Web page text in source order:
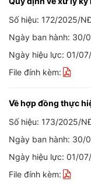
Số hiệu: 172/2025/
Ngày ban hành: 30/
Ngày hiệu lực: 01/
File đính kèm:
Về hợp đồng thực
Số hiệu: 173/2025/
Ngày ban hành: 30/
Ngày hiệu lực: 01/
File đính kèm: